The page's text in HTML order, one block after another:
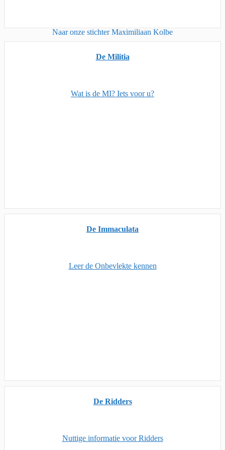
Naar onze stichter Maximiliaan Kolbe
De Militia
Wat is de MI? Iets voor u?
De Immaculata
Leer de Onbevlekte kennen
De Ridders
Nuttige informatie voor Ridders